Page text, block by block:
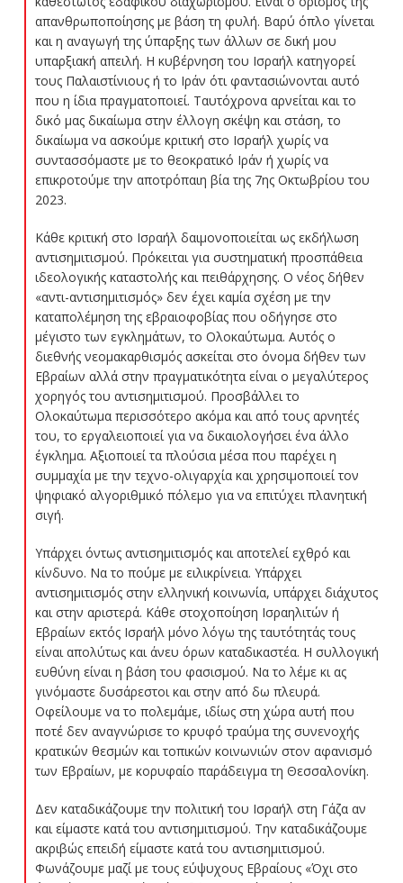
απανθρωποποίησης με βάση τη φυλή. Βαρύ όπλο γίνεται
και η αναγωγή της ύπαρξης των άλλων σε δική μου
υπαρξιακή απειλή. Η κυβέρνηση του Ισραήλ κατηγορεί
τους Παλαιστίνιους ή το Ιράν ότι φαντασιώνονται αυτό
που η ίδια πραγματοποιεί. Ταυτόχρονα αρνείται και το
δικό μας δικαίωμα στην έλλογη σκέψη και στάση, το
δικαίωμα να ασκούμε κριτική στο Ισραήλ χωρίς να
συντασσόμαστε με το θεοκρατικό Ιράν ή χωρίς να
επικροτούμε την αποτρόπαιη βία της 7ης Οκτωβρίου του
2023.
Κάθε κριτική στο Ισραήλ δαιμονοποιείται ως εκδήλωση
αντισημιτισμού. Πρόκειται για συστηματική προσπάθεια
ιδεολογικής καταστολής και πειθάρχησης. Ο νέος δήθεν
«αντι-αντισημιτισμός» δεν έχει καμία σχέση με την
καταπολέμηση της εβραιοφοβίας που οδήγησε στο
μέγιστο των εγκλημάτων, το Ολοκαύτωμα. Αυτός ο
διεθνής νεομακαρθισμός ασκείται στο όνομα δήθεν των
Εβραίων αλλά στην πραγματικότητα είναι ο μεγαλύτερος
χορηγός του αντισημιτισμού. Προσβάλλει το
Ολοκαύτωμα περισσότερο ακόμα και από τους αρνητές
του, το εργαλειοποιεί για να δικαιολογήσει ένα άλλο
έγκλημα. Αξιοποιεί τα πλούσια μέσα που παρέχει η
συμμαχία με την τεχνο-ολιγαρχία και χρησιμοποιεί τον
ψηφιακό αλγοριθμικό πόλεμο για να επιτύχει πλανητική
σιγή.
Υπάρχει όντως αντισημιτισμός και αποτελεί εχθρό και
κίνδυνο. Να το πούμε με ειλικρίνεια. Υπάρχει
αντισημιτισμός στην ελληνική κοινωνία, υπάρχει διάχυτος
και στην αριστερά. Κάθε στοχοποίηση Ισραηλιτών ή
Εβραίων εκτός Ισραήλ μόνο λόγω της ταυτότητάς τους
είναι απολύτως και άνευ όρων καταδικαστέα. Η συλλογική
ευθύνη είναι η βάση του φασισμού. Να το λέμε κι ας
γινόμαστε δυσάρεστοι και στην από δω πλευρά.
Οφείλουμε να το πολεμάμε, ιδίως στη χώρα αυτή που
ποτέ δεν αναγνώρισε το κρυφό τραύμα της συνενοχής
κρατικών θεσμών και τοπικών κοινωνιών στον αφανισμό
των Εβραίων, με κορυφαίο παράδειγμα τη Θεσσαλονίκη.
Δεν καταδικάζουμε την πολιτική του Ισραήλ στη Γάζα αν
και είμαστε κατά του αντισημιτισμού. Την καταδικάζουμε
ακριβώς επειδή είμαστε κατά του αντισημιτισμού.
Φωνάζουμε μαζί με τους εύψυχους Εβραίους «Όχι στο